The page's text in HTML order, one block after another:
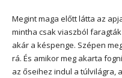
Megint maga előtt látta az
mintha csak viaszból
akár a késpenge. Szépen
rá. És amikor meg akarta
az őseihez indul a túlvilágra,